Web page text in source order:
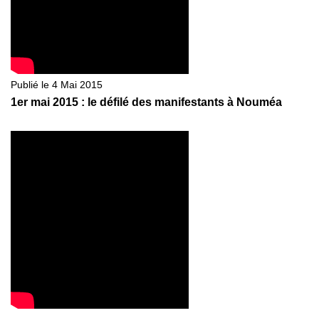
Publié le 4 Mai 2015
1er mai 2015 : le défilé des manifestants à Nouméa